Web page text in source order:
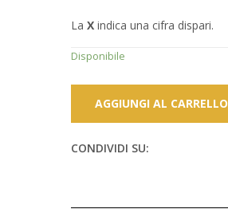
La X indica una cifra dispari.
Disponibile
AGGIUNGI AL CARRELLO
CONDIVIDI SU: